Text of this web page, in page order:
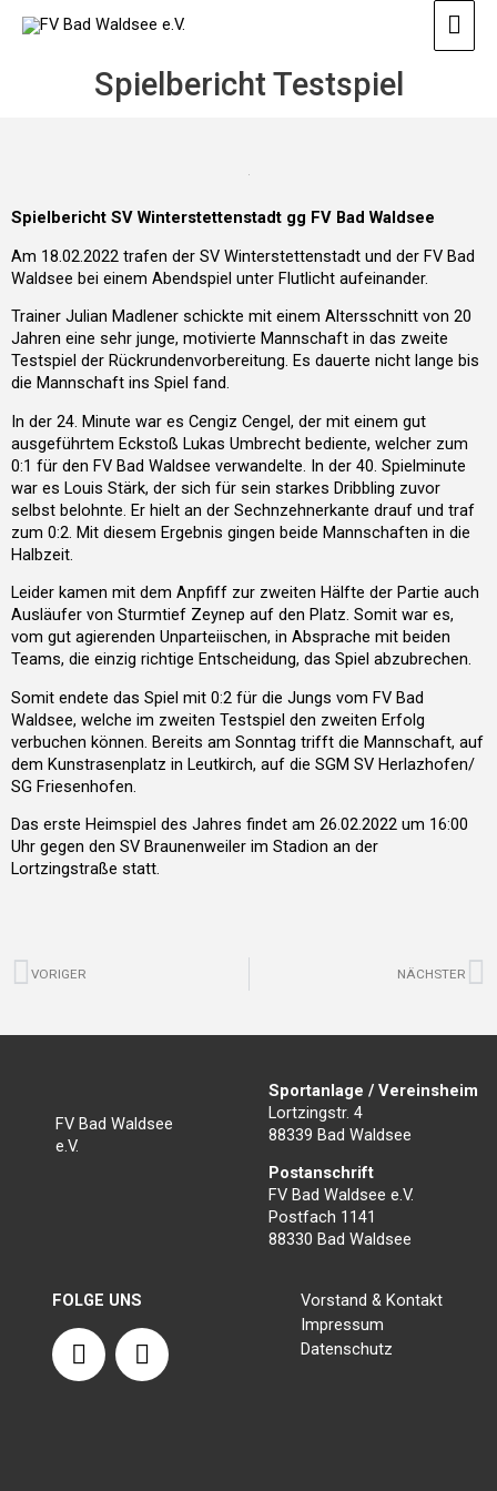
Inhalt
Spielbericht Testspiel
Spielbericht SV Winterstettenstadt gg FV Bad Waldsee
Am 18.02.2022 trafen der SV Winterstettenstadt und der FV Bad
Waldsee bei einem Abendspiel unter Flutlicht aufeinander.
Trainer Julian Madlener schickte mit einem Altersschnitt von 20
Jahren eine sehr junge, motivierte Mannschaft in das zweite
Testspiel der Rückrundenvorbereitung. Es dauerte nicht lange bis
die Mannschaft ins Spiel fand.
In der 24. Minute war es Cengiz Cengel, der mit einem gut
ausgeführtem Eckstoß Lukas Umbrecht bediente, welcher zum
0:1 für den FV Bad Waldsee verwandelte. In der 40. Spielminute
war es Louis Stärk, der sich für sein starkes Dribbling zuvor
selbst belohnte. Er hielt an der Sechnzehnerkante drauf und traf
zum 0:2. Mit diesem Ergebnis gingen beide Mannschaften in die
Halbzeit.
Leider kamen mit dem Anpfiff zur zweiten Hälfte der Partie auch
Ausläufer von Sturmtief Zeynep auf den Platz. Somit war es,
vom gut agierenden Unparteiischen, in Absprache mit beiden
Teams, die einzig richtige Entscheidung, das Spiel abzubrechen.
Somit endete das Spiel mit 0:2 für die Jungs vom FV Bad
Waldsee, welche im zweiten Testspiel den zweiten Erfolg
verbuchen können. Bereits am Sonntag trifft die Mannschaft, auf
dem Kunstrasenplatz in Leutkirch, auf die SGM SV Herlazhofen/
SG Friesenhofen.
Das erste Heimspiel des Jahres findet am 26.02.2022 um 16:00
Uhr gegen den SV Braunenweiler im Stadion an der
Lortzingstraße statt.
Zurück
VORIGER NÄCHSTER
FV Bad Waldsee
e.V.
Sportanlage / Vereinsheim
Lortzingstr. 4
88339 Bad Waldsee
Postanschrift
FV Bad Waldsee e.V.
Postfach 1141
88330 Bad Waldsee
FOLGE UNS
F
a
I
n
Vorstand & Kontakt
Impressum
Datenschutz